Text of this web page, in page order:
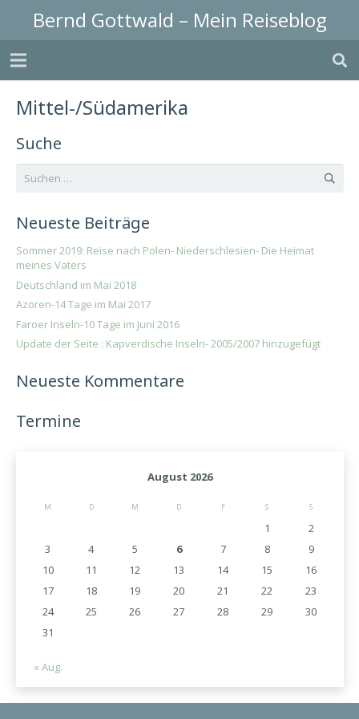
Bernd Gottwald – Mein Reiseblog
Mittel-/Südamerika
Suche
Suchen
Neueste Beiträge
Sommer 2019: Reise nach Polen- Niederschlesien- Die Heimat
meines Vaters
Deutschland im Mai 2018
Azoren-14 Tage im Mai 2017
Faroer Inseln-10 Tage im Juni 2016
Update der Seite : Kapverdische Inseln- 2005/2007 hinzugefügt
Neueste Kommentare
Termine
August 2026
M D M D F S S
1
2
3
4 5 6 7 8
9
10
11 12 13 14 15
16
17
18 19 20 21 22
23
24
25 26 27 28 29
30
31
« Aug.